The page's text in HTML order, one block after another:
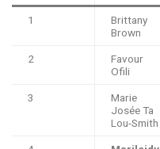
1
Brittany
Brown
2
Favour
Ofili
3
Marie
Josée Ta
Lou-Smith